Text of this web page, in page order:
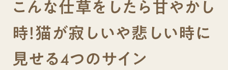
こんな仕草をしたら甘やかし
時！猫が寂しいや悲しい時に
見せる4つのサイン